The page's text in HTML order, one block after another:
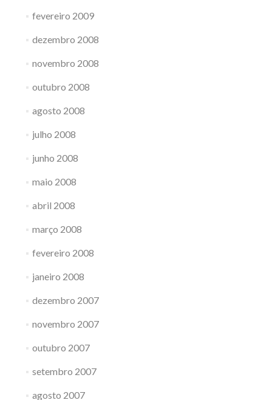
fevereiro 2009
dezembro 2008
novembro 2008
outubro 2008
agosto 2008
julho 2008
junho 2008
maio 2008
abril 2008
março 2008
fevereiro 2008
janeiro 2008
dezembro 2007
novembro 2007
outubro 2007
setembro 2007
agosto 2007